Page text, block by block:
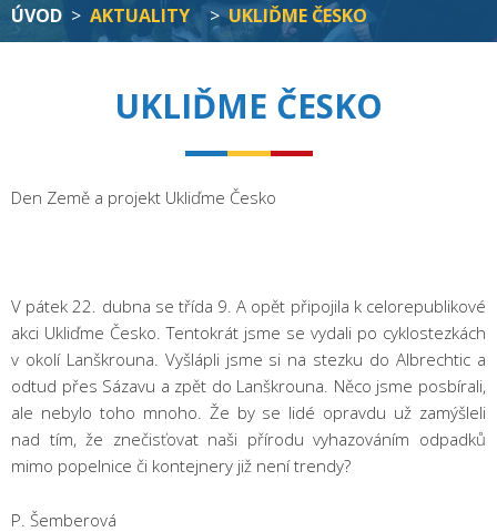
ÚVOD > AKTUALITY > UKLIĎME ČESKO
UKLIĎME ČESKO
Den Země a projekt Ukliďme Česko
V pátek 22. dubna se třída 9. A opět připojila k celorepublikové
akci Ukliďme Česko. Tentokrát jsme se vydali po cyklostezkách
v okolí Lanškrouna. Vyšlápli jsme si na stezku do Albrechtic a
odtud přes Sázavu a zpět do Lanškrouna. Něco jsme posbírali,
ale nebylo toho mnoho. Že by se lidé opravdu už zamýšleli
nad tím, že znečisťovat naši přírodu vyhazováním odpadků
mimo popelnice či kontejnery již není trendy?
P. Šemberová